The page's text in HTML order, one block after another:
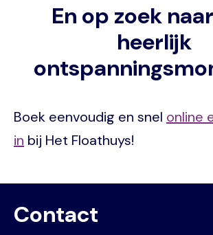
En op zoek
heerlijk
Boek eenvoudig en snel online
in bij Het Floathuys!
Contact